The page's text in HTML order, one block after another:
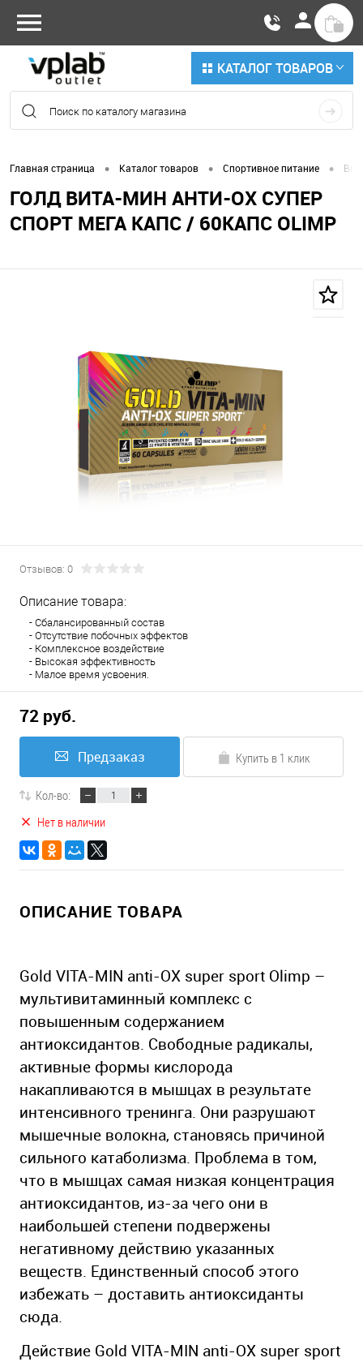
КАТАЛОГ ТОВАРОВ
Главная страница • Каталог товаров • Спортивное питание •
ГОЛД ВИТА-МИН АНТИ-ОХ СУПЕР
СПОРТ МЕГА КАПС / 60КАПС OLIMP
Отзывов: 0
Описание товара:
- Сбалансированный состав
- Отсутствие побочных эффектов
- Комплексное воздействие
- Высокая эффективность
- Малое время усвоения.
72 руб.
Предзаказ Купить в 1 клик
Кол-во:
Нет в наличии
ОПИСАНИЕ ТОВАРА
Gold VITA-MIN anti-OX super sport Olimp –
мультивитаминный комплекс с
повышенным содержанием
антиоксидантов. Свободные радикалы,
активные формы кислорода
накапливаются в мышцах в результате
интенсивного тренинга. Они разрушают
мышечные волокна, становясь причиной
сильного катаболизма. Проблема в том,
что в мышцах самая низкая концентрация
антиоксидантов, из-за чего они в
наибольшей степени подвержены
негативному действию указанных
веществ. Единственный способ этого
избежать – доставить антиоксиданты
сюда.
Действие Gold VITA-MIN anti-OX super sport